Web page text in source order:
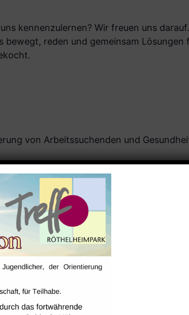
kennenzulernen? Wir freuen uns
bewegt, reden und gemeinsam Lösungen
von Arbeitssuchenden und